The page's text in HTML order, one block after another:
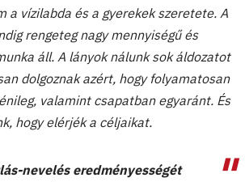
a vízilabda és a gyerekek szeretete. A
rengeteg nagy mennyiségű és
áll. A lányok nálunk sok áldozatot
dolgoznak azért, hogy folyamatosan
valamint csapatban egyaránt. És
hogy elérjék a céljaikat.
nevelés eredményességét